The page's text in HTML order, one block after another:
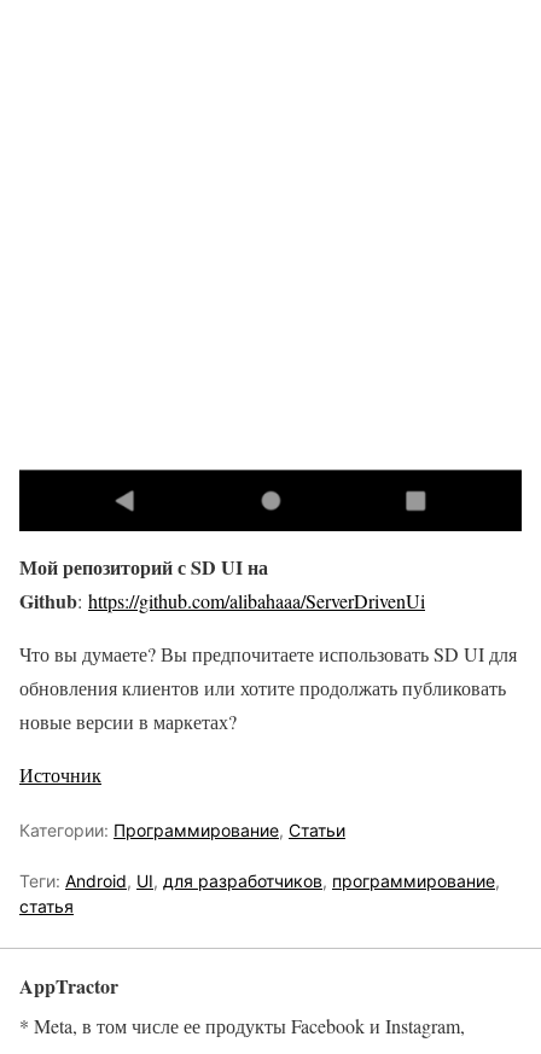
Мой репозиторий с SD UI на
Github: https://github.com/alibahaaa/ServerDrivenUi
Что вы думаете? Вы предпочитаете использовать SD UI для
обновления клиентов или хотите продолжать публиковать
новые версии в маркетах?
Источник
Категории: Программирование, Статьи
Теги: Android, UI, для разработчиков, программирование,
статья
AppTractor
* Meta, в том числе ее продукты Facebook и Instagram,